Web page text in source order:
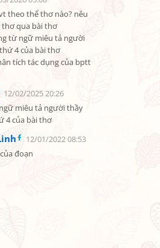
theo thể thơ nào? nêu
thơ qua bài thơ
từ ngữ miêu tả người
4 của bài thơ
tích tác dụng của bptt
12/02/2025 20:26
miêu tả người thầy
4 của bài thơ
12/01/2022 08:53
đoạn